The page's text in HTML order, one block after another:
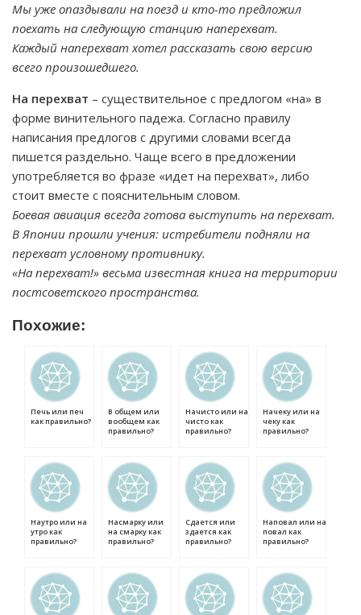
Мы уже опаздывали на поезд и кто-то предложил
поехать на следующую станцию наперехват.
Каждый наперехват хотел рассказать свою версию
всего произошедшего.
На перехват – существительное с предлогом «на» в
форме винительного падежа. Согласно правилу
написания предлогов с другими словами всегда
пишется раздельно. Чаще всего в предложении
употребляется во фразе «идет на перехват», либо
стоит вместе с пояснительным словом.
Боевая авиация всегда готова выступить на перехват.
В Японии прошли учения: истребители подняли на
перехват условному противнику.
«На перехват!» весьма известная книга на территории
постсоветского пространства.
Похожие:
Печь или печ
как правильно?
В общем или
вообщем как
правильно?
Начисто или на
чисто как
правильно?
Начеку или на
чеку как
правильно?
Наутро или на
утро как
правильно?
Насмарку или
на смарку как
правильно?
Сдается или
здается как
правильно?
Наповал или на
повал как
правильно?